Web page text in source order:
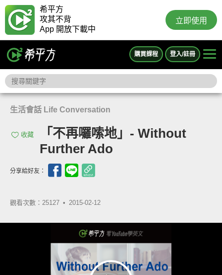
希平方
攻其不背
App 開放下載中
立即使用
購買課程 登入/註冊
生活會話 Life Conversation
收藏
「不再囉嗦地」- Without
Further Ado
分享給好友：
觀看次數：25127 • 2015-02-12